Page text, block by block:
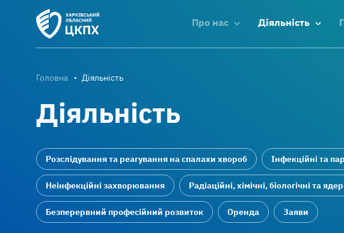
Про нас Діяльність
Головна Діяльність
Діяльність
Розслідування та реагування на спалахи хвороб Інфекційні та
Неінфекційні захворювання Радіаційні, хімічні, біологічні та
Безперервний професійний розвиток Оренда Заяви